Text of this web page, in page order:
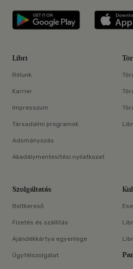
Libri
Libri
Rólunk
Karrier
Impresszum
Társadalmi programok
Adományozás
Akadálymentesítési nyilatkozat
Szolgáltatás
Boltkereső
Fizetés és szállítás
Ajándékkártya egyenlege
Ügyfélszolgálat